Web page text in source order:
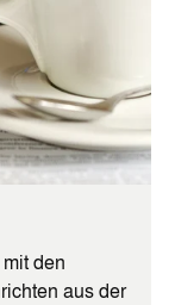
den
aus der